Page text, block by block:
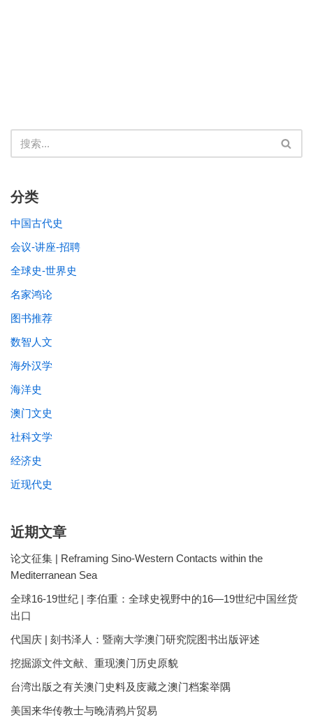
分类
中国古代史
会议-讲座-招聘
全球史-世界史
名家鸿论
图书推荐
数智人文
海外汉学
海洋史
澳门文史
社科文学
经济史
近现代史
近期文章
论文征集 | Reframing Sino-Western Contacts within the
Mediterranean Sea
全球16-19世纪 | 李伯重：全球史视野中的16—19世纪中国丝货
出口
代国庆 | 刻书泽人：暨南大学澳门研究院图书出版评述
挖掘源文件文献、重现澳门历史原貌
台湾出版之有关澳门史料及庋藏之澳门档案举隅
美国来华传教士与晚清鸦片贸易